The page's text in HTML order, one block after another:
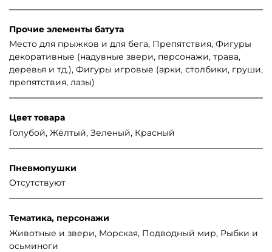
Прочие элементы батута
Место для прыжков и для бега, Препятствия, Фигуры
декоративные (надувные звери, персонажи, трава,
деревья и тд.), Фигуры игровые (арки, столбики, груши,
препятствия, лазы)
Цвет товара
Голубой, Жёлтый, Зеленый, Красный
Пневмопушки
Отсутствуют
Тематика, персонажи
Животные и звери, Морская, Подводный мир, Рыбки и
осьминоги